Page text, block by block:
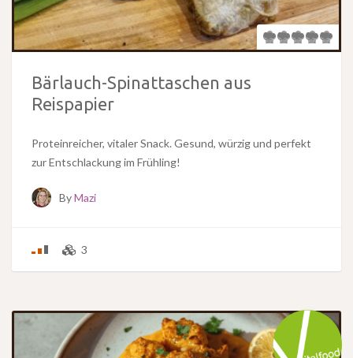
Bärlauch-Spinattaschen aus
Reispapier
Proteinreicher, vitaler Snack. Gesund, würzig und perfekt
zur Entschlackung im Frühling!
ByMazi
3